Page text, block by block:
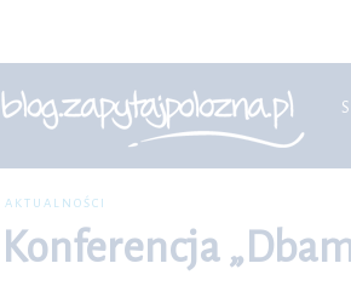
AKTUALNOŚCI
Konferencja